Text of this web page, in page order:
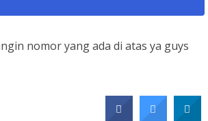
nomor yang ada di atas ya guys